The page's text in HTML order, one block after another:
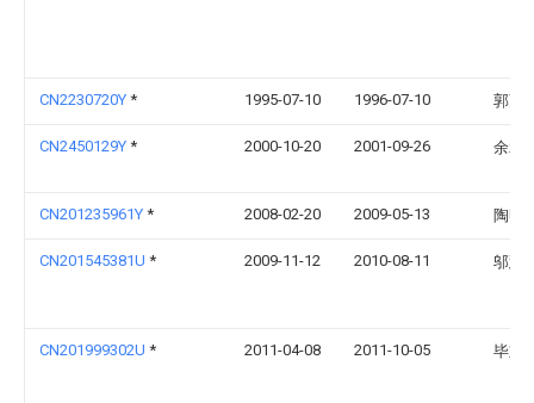
CN2230720Y * 1995-07-10 1996-07-10 郭芃
CN2450129Y * 2000-10-20 2001-09-26 余承
CN201235961Y * 2008-02-20 2009-05-13 陶明
CN201545381U * 2009-11-12 2010-08-11 邬慧
CN201999302U * 2011-04-08 2011-10-05 毕重